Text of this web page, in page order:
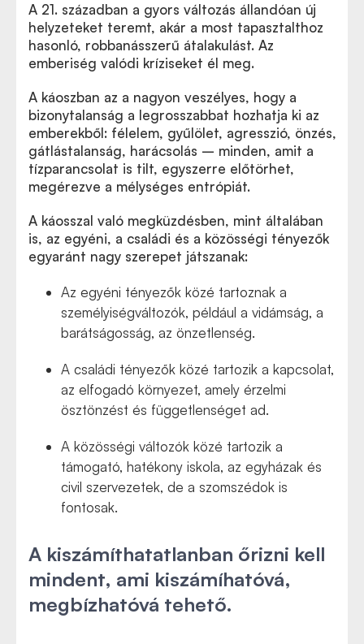
A 21. században a gyors változás állandóan új
helyzeteket teremt, akár a most tapasztalthoz
hasonló, robbanásszerű átalakulást. Az
emberiség valódi kríziseket él meg.
A káoszban az a nagyon veszélyes, hogy a
bizonytalanság a legrosszabbat hozhatja ki az
emberekből: félelem, gyűlölet, agresszió, önzés,
gátlástalanság, harácsolás – minden, amit a
tízparancsolat is tilt, egyszerre előtörhet,
megérezve a mélységes entrópiát.
A káosszal való megküzdésben, mint általában
is, az egyéni, a családi és a közösségi tényezők
egyaránt nagy szerepet játszanak:
Az egyéni tényezők közé tartoznak a
személyiségváltozók, például a vidámság, a
barátságosság, az önzetlenség.
A családi tényezők közé tartozik a kapcsolat,
az elfogadó környezet, amely érzelmi
ösztönzést és függetlenséget ad.
A közösségi változók közé tartozik a
támogató, hatékony iskola, az egyházak és
civil szervezetek, de a szomszédok is
fontosak.
A kiszámíthatatlanban őrizni kell
mindent, ami kiszámíhatóvá,
megbízhatóvá tehető.